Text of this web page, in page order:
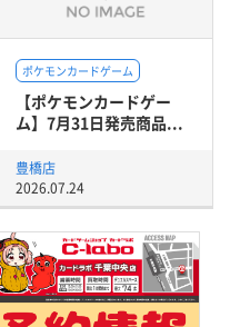
ポケモンカードゲーム
【ポケモンカードゲー
ム】7月31日発売商品...
豊橋店
2026.07.24